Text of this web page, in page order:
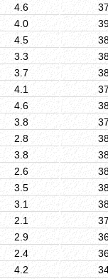
4.6
4.0
4.5
3.3
3.7
4.1
4.6
3.8
2.8
3.8
2.6
3.5
3.1
2.1
2.9
2.4
4.2